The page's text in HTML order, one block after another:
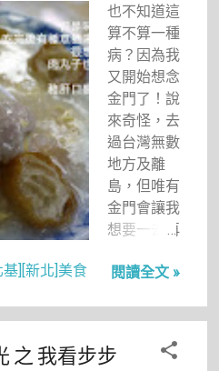
大一點就可
以給她看小
時候自己愛
哭的模樣和
可愛的模
樣，ㄎㄎ～
看到一個輕
水彩的課
程，不就正
和小修上的
一模一樣
嗎？？？
此時，心中
突然出現一
股靡靡之音
──我也要
去學，以後
話，店裡的
～～～～畫
～～～～～
也不知道這
算不算一種
病？因為我
又開始想念
金門了！說
來奇怪，去
過台灣無數
地方及離
島，但唯有
金門會讓我
想要一去再
那片土地與
著金門的風
景和美食，
想念著好多
][新北]美食 閱讀全文 »
之 我看步步